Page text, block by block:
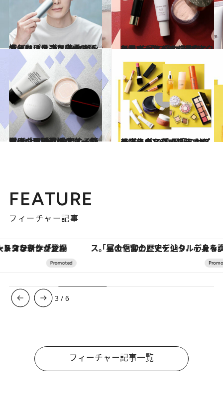
2023.1.31
今年はチョコ以外をあげてみない？ バレンタインギフトに最適な あったら嬉しいプチプラ家電5選
ライフスタイル 2022.11.23
ひらき＆たるみ「毛穴」をカバー！ 憧れの“毛穴レス肌”を手に入れる メイクのコツ＆アイテム選びのヒント
ビューティ＆ヘルス
2022.10.31
ゴワゴワ「乾燥毛穴」をメイクで撃退 ヘアメイク愛用の下地＆パウダー公開 仕上がりが激変する簡単テクも必見！
ビューティ＆ヘルス 2023.1.27
美容エディターおすすめのコスメ12選 不調のサインに集中アプローチ！ プチプラからハイブランドまで
ビューティ＆ヘルス
FEATURE
フィーチャー記事
「星のや富士」でデジタルデトックス。冨士信仰の歴史を辿り、心身を調える。 【夏限定ディナーコース】旬を
3 /6
フィーチャー記事一覧